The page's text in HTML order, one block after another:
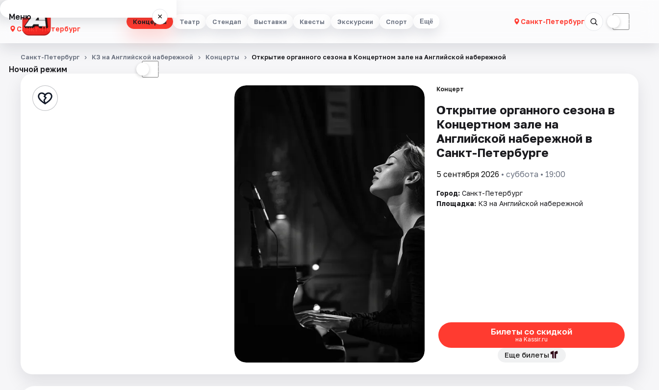
Концерты Театр Стендап Выставки Квесты Экскурсии Спорт Ещё Санкт-Петербург ☾
Меню ×
Санкт-Петербург
Концерты
Стендап
Ночной режим ☾
Санкт-Петербург КЗ на Английской набережной Концерты Открытие органного сезона в Концертном зале на Английской набережной
Концерт
Открытие органного сезона в
Концертном зале на
Английской набережной в
Санкт-Петербурге
5 сентября 2026 • суббота • 19:00
Город: Санкт-Петербург
Площадка: КЗ на Английской набережной
Билеты со скидкой
на Kassir.ru
Еще билеты